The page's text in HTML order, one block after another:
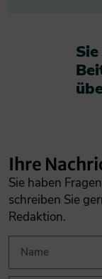
Ihre
Sie haben
schreiben Sie
Redaktion.